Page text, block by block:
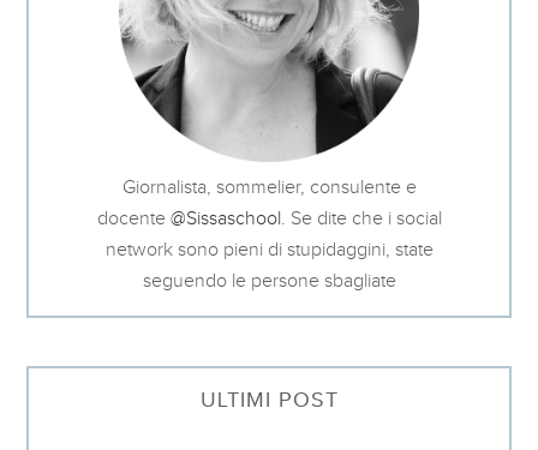
Giornalista, sommelier, consulente e
docente @Sissaschool. Se dite che i social
network sono pieni di stupidaggini, state
seguendo le persone sbagliate
ULTIMI POST